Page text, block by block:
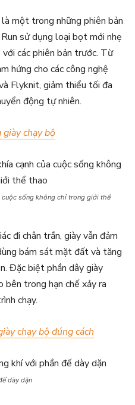
là một trong những phiên bản
sử dụng loại bọt mới nhẹ
các phiên bản trước. Từ
hứng cho các công nghệ
Flyknit, giảm thiểu tối đa
động tự nhiên.
giày chạy bộ
cuộc sống không chỉ trong giới thể
đi chân trần, giày vẫn đảm
bám sát mặt đất và tăng
Đặc biệt phần dây giày
trong hạn chế xảy ra
chạy.
chạy bộ đúng cách
dày dặn